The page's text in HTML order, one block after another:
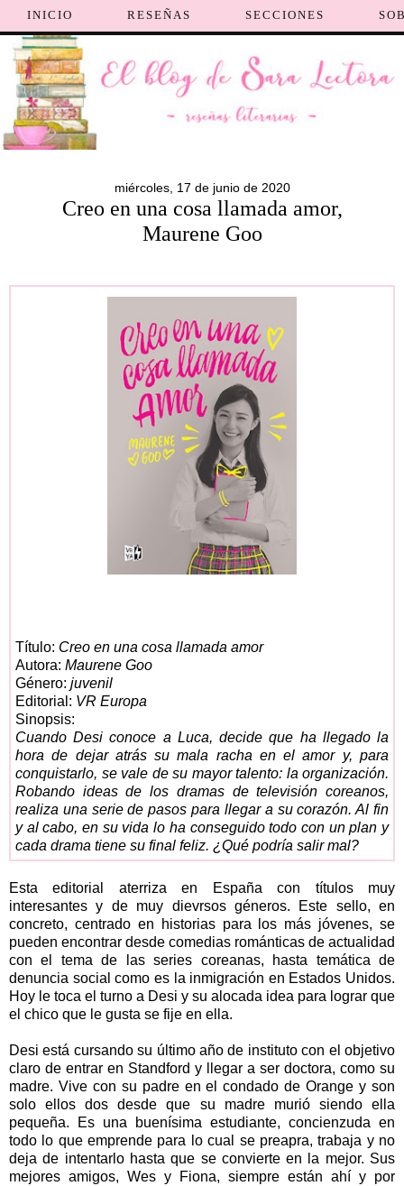
INICIO RESEÑAS SECCIONES
miércoles, 17 de junio de 2020
Creo en una cosa llamada amor,
Maurene Goo
Título: Creo en una cosa llamada amor
Autora: Maurene Goo
Género: juvenil
Editorial: VR Europa
Sinopsis:
Cuando Desi conoce a Luca, decide que ha llegado la
hora de dejar atrás su mala racha en el amor y, para
conquistarlo, se vale de su mayor talento: la organización.
Robando ideas de los dramas de televisión coreanos,
realiza una serie de pasos para llegar a su corazón. Al fin
y al cabo, en su vida lo ha conseguido todo con un plan y
cada drama tiene su final feliz. ¿Qué podría salir mal?
Esta editorial aterriza en España con títulos muy
interesantes y de muy dievrsos géneros. Este sello, en
concreto, centrado en historias para los más jóvenes, se
pueden encontrar desde comedias románticas de actualidad
con el tema de las series coreanas, hasta temática de
denuncia social como es la inmigración en Estados Unidos.
Hoy le toca el turno a Desi y su alocada idea para lograr que
el chico que le gusta se fije en ella.
Desi está cursando su último año de instituto con el objetivo
claro de entrar en Standford y llegar a ser doctora, como su
madre. Vive con su padre en el condado de Orange y son
solo ellos dos desde que su madre murió siendo ella
pequeña. Es una buenísima estudiante, concienzuda en
todo lo que emprende para lo cual se preapra, trabaja y no
deja de intentarlo hasta que se convierte en la mejor. Sus
mejores amigos, Wes y Fiona, siempre están ahí y por